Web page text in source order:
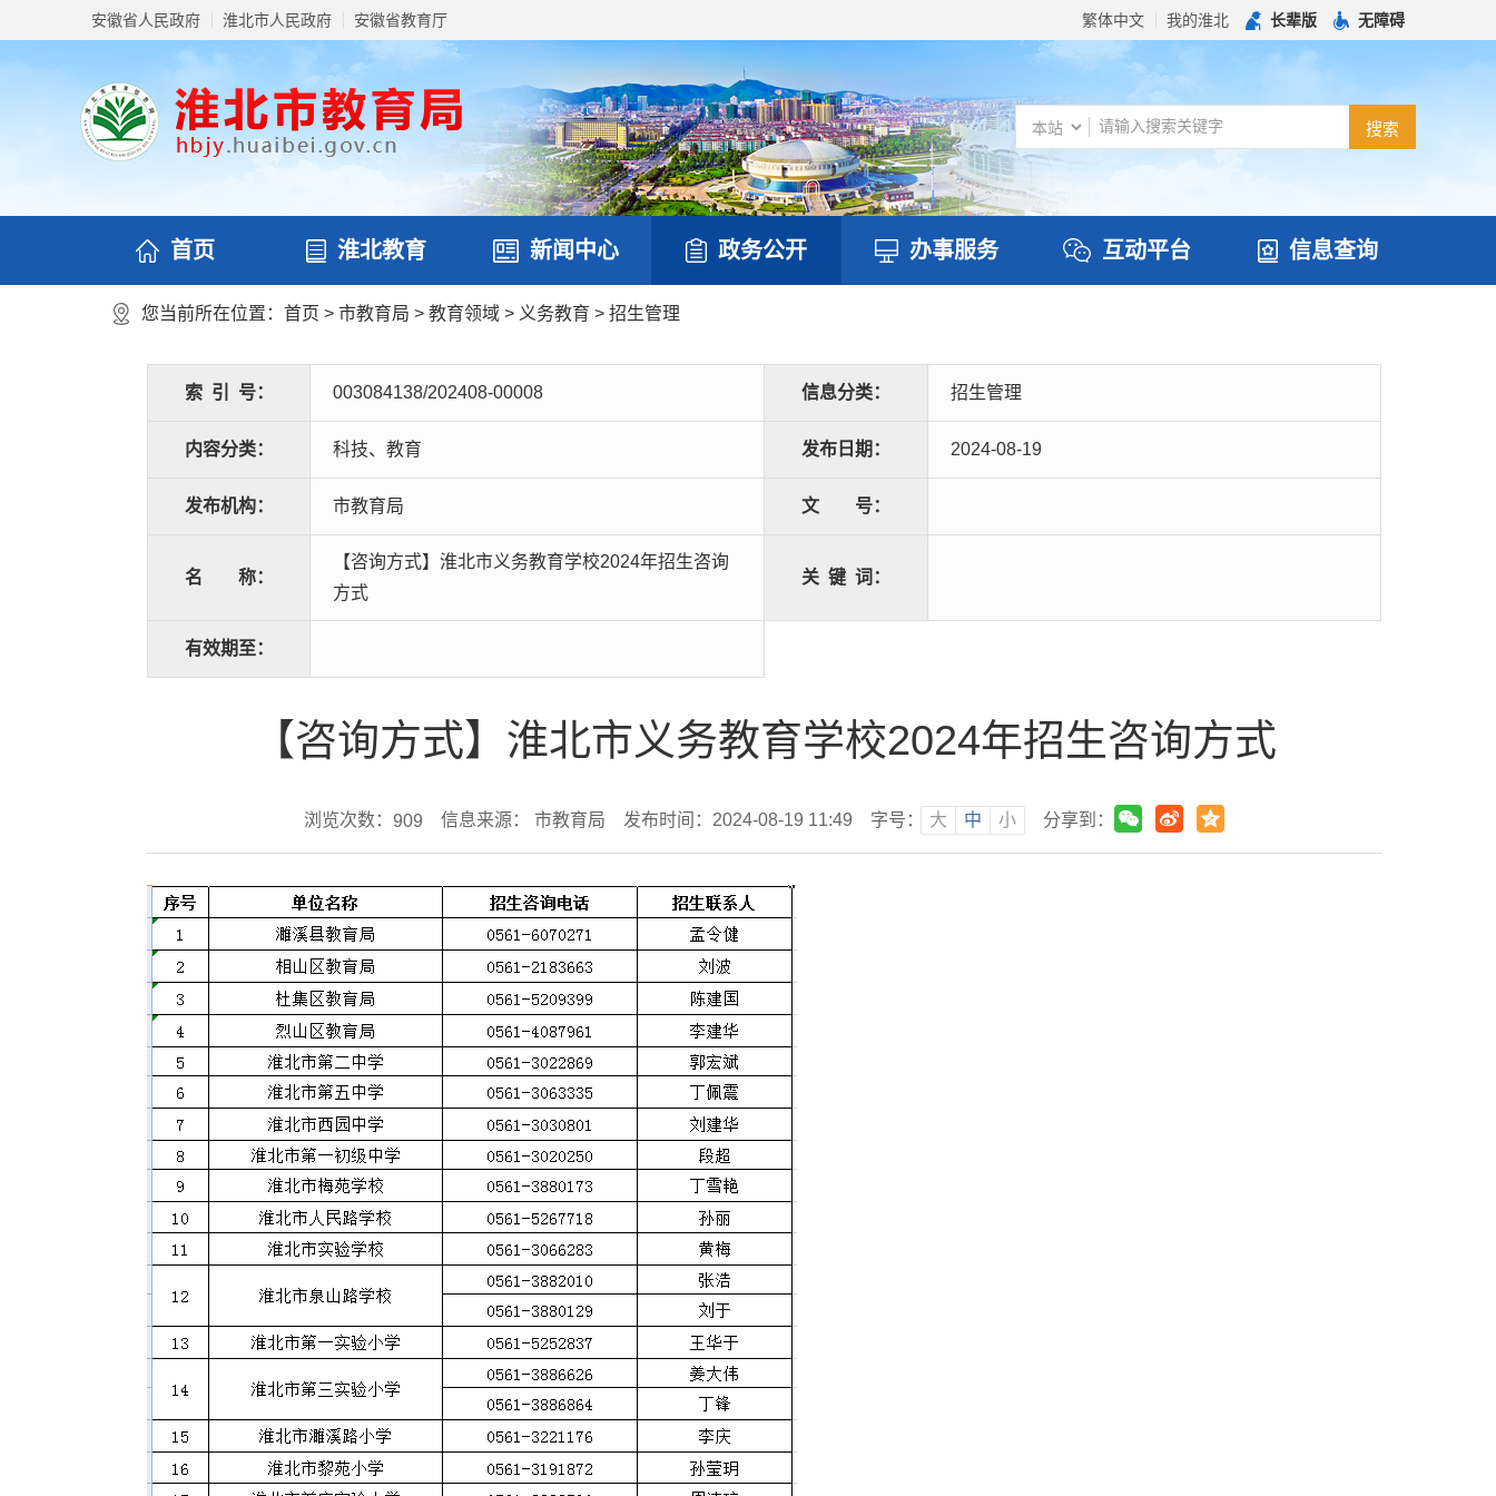
安徽省人民政府 淮北市人民政府 安徽省教育厅 繁体中文 我的淮北 长辈版 无障碍
首页 淮北教育 新闻中心 政务公开 办事服务 互动平台 信息查询
您当前所在位置： 首页 > 市教育局 > 教育领域 > 义务教育 > 招生管理
索 引 号： 003084138/202408-00008 信息分类： 招生管理
内容分类： 科技、教育 发布日期： 2024-08-19
发布机构： 市教育局 文 号：
名 称：
【咨询方式】淮北市义务教育学校2024年招生咨询
方式
关 键 词：
有效期至：
【咨询方式】淮北市义务教育学校2024年招生咨询方式
浏览次数： 909 信息来源： 市教育局 发布时间：2024-08-19 11:49 字号： 大 中 小 分享到：